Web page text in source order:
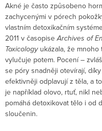
Akné je často způsobeno
zachycenými v pórech
vlastním detoxikačním
2011 v časopise Archives of
Toxicology ukázala, že
vylučuje potem. Pocení –
se póry snadněji otevírají,
efektivněji odplavují z těla, a
je například olovo, rtuť, nikl
pomáhá detoxikovat tělo i od
sloučenin.